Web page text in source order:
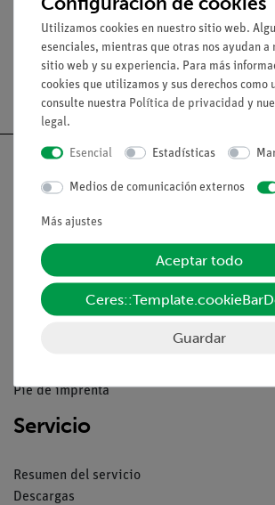
Medios / Descargas
Envío gratuito a partir de
Aviso lega
Pie de imprenta
Servicio
Resumen del servicio
Descargas
Utilizamos cookies en nuestro sitio web.
esenciales, mientras que otras nos ayudan a
sitio web y su experiencia. Para más
cookies que utilizamos y sus derechos como
consulte nuestra Política de privacidad y
legal.
Esencial Estadísticas
Medios de comunicación externos
Más ajustes
Aceptar todo
Guardar